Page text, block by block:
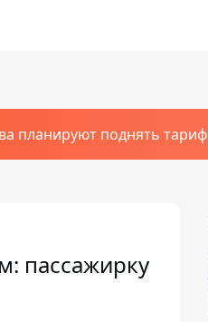
планируют поднять тариф
пассажирку